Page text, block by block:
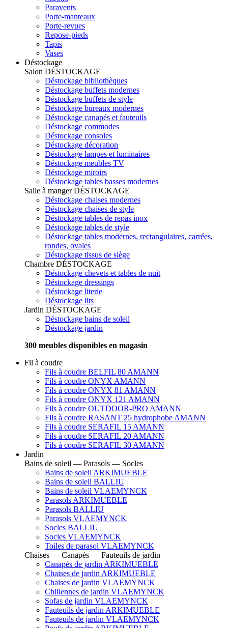
Paravents
Porte-manteaux
Porte-revues
Repose-pieds
Tapis
Vases
Déstockage
Salon DÉSTOCKAGE
Déstockage bibliothèques
Déstockage buffets modernes
Déstockage buffets de style
Déstockage bureaux modernes
Déstockage canapés et fauteuils
Déstockage commodes
Déstockage consoles
Déstockage décoration
Déstockage lampes et luminaires
Déstockage meubles TV
Déstockage miroirs
Déstockage tables basses modernes
Salle à mangerDÉSTOCKAGE
Déstockage chaises modernes
Déstockage chaises de style
Déstockage tables de repas inox
Déstockage tables de style
Déstockage tables modernes, rectangulaires, carrées,
rondes, ovales
Déstockage tissus de siège
Chambre DÉSTOCKAGE
Déstockage chevets et tables de nuit
Déstockage dressings
Déstockage literie
Déstockage lits
Jardin DÉSTOCKAGE
Déstockage bains de soleil
Déstockage jardin
300 meubles disponibles en magasin
Fil à coudre
Fils à coudre BELFIL 80 AMANN
Fils à coudre ONYX AMANN
Fils à coudre ONYX 81 AMANN
Fils à coudre ONYX 121 AMANN
Fils à coudre OUTDOOR-PRO AMANN
Fils à coudre RASANT 25 hydrophobe AMANN
Fils à coudre SERAFIL 15 AMANN
Fils à coudre SERAFIL 20 AMANN
Fils à coudre SERAFIL 30 AMANN
Jardin
Bains de soleil — Parasols — Socles
Bains de soleil ARKIMUEBLE
Bains de soleil BALLIU
Bains de soleil VLAEMYNCK
Parasols ARKIMUEBLE
Parasols BALLIU
Parasols VLAEMYNCK
Socles BALLIU
Socles VLAEMYNCK
Toiles de parasol VLAEMYNCK
Chaises — Canapés — Fauteuils de jardin
Canapés de jardin ARKIMUEBLE
Chaises de jardin ARKIMUEBLE
Chaises de jardin VLAEMYNCK
Chiliennes de jardin VLAEMYNCK
Sofas de jardin VLAEMYNCK
Fauteuils de jardin ARKIMUEBLE
Fauteuils de jardin VLAEMYNCK